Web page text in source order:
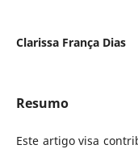
Clarissa França Dias
Resumo
Este artigo visa